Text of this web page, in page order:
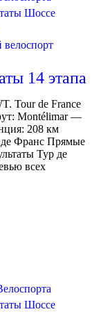
Шоссе
14 этапа
Tour de France
Montélimar —
208 км
де Франс Прямые
Тур де
всех
Шоссе